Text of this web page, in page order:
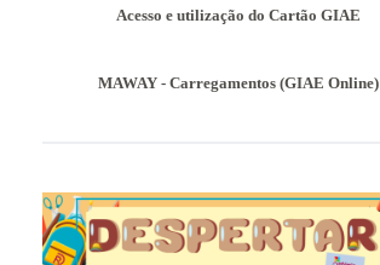
Acesso e utilização do Cartão GIAE
MAWAY - Carregamentos (GIAE Online)